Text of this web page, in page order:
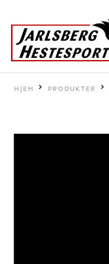
HJEM PRODUKTER